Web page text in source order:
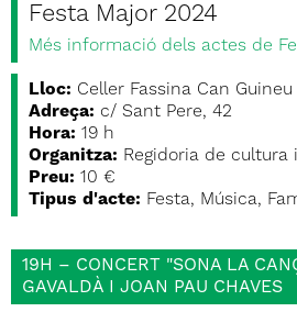
Festa Major 2024
Més informació dels actes de
Lloc: Celler Fassina Can Guineu
Adreça: c/ Sant Pere, 42
Hora: 19 h
Organitza: Regidoria de cultura
Preu: 10 €
Tipus d'acte: Festa, Música,
19H – CONCERT "SONA LA
GAVALDÀ I JOAN PAU CHAVES